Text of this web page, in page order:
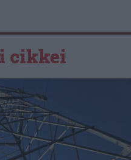
cikkei